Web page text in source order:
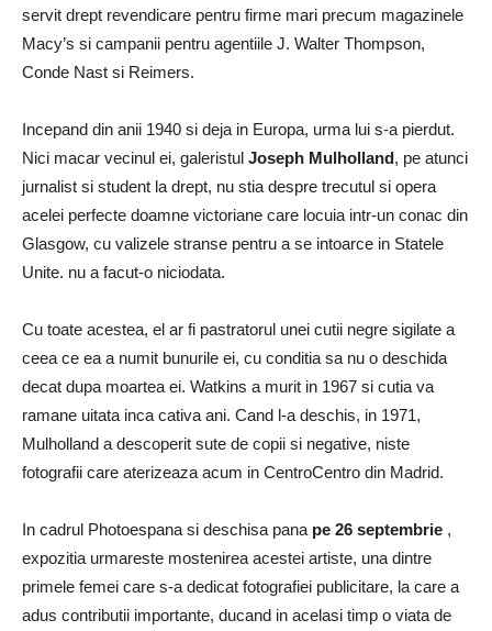
servit drept revendicare pentru firme mari precum magazinele
Macy’s si campanii pentru agentiile J. Walter Thompson,
Conde Nast si Reimers.
Incepand din anii 1940 si deja in Europa, urma lui s-a pierdut.
Nici macar vecinul ei, galeristul Joseph Mulholland, pe atunci
jurnalist si student la drept, nu stia despre trecutul si opera
acelei perfecte doamne victoriane care locuia intr-un conac din
Glasgow, cu valizele stranse pentru a se intoarce in Statele
Unite. nu a facut-o niciodata.
Cu toate acestea, el ar fi pastratorul unei cutii negre sigilate a
ceea ce ea a numit bunurile ei, cu conditia sa nu o deschida
decat dupa moartea ei. Watkins a murit in 1967 si cutia va
ramane uitata inca cativa ani. Cand l-a deschis, in 1971,
Mulholland a descoperit sute de copii si negative, niste
fotografii care aterizeaza acum in CentroCentro din Madrid.
In cadrul Photoespana si deschisa pana pe 26 septembrie ,
expozitia urmareste mostenirea acestei artiste, una dintre
primele femei care s-a dedicat fotografiei publicitare, la care a
adus contributii importante, ducand in acelasi timp o viata de